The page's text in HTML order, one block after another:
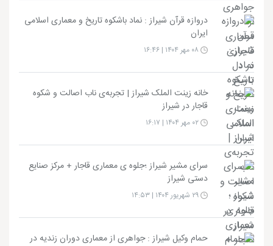
دروازه قرآن شیراز : نماد باشکوه تاریخ و معماری اسلامی
ایران
خانه زینت الملک شیراز | تجربه‌ی ناب اصالت و شکوه
قاجار در شیراز
سرای مشیر شیراز ؛جلوه ی معماری قاجار + مرکز صنایع
دستی شیراز
حمام وکیل شیراز : جواهری از معماری دوران زندیه در